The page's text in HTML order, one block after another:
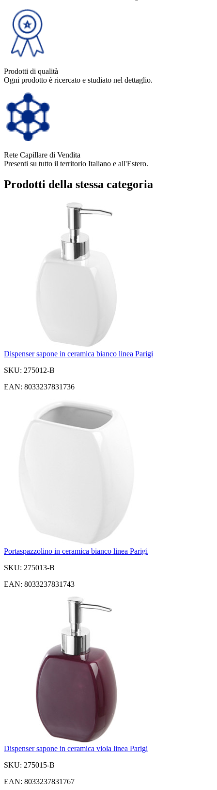
Prodotti di qualità
Ogni prodotto è ricercato e studiato nel dettaglio.
Rete Capillare di Vendita
Presenti su tutto il territorio Italiano e all'Estero.
Prodotti della stessa categoria
Dispenser sapone in ceramica bianco linea Parigi
SKU: 275012-B
EAN: 8033237831736
Portaspazzolino in ceramica bianco linea Parigi
SKU: 275013-B
EAN: 8033237831743
Dispenser sapone in ceramica viola linea Parigi
SKU: 275015-B
EAN: 8033237831767